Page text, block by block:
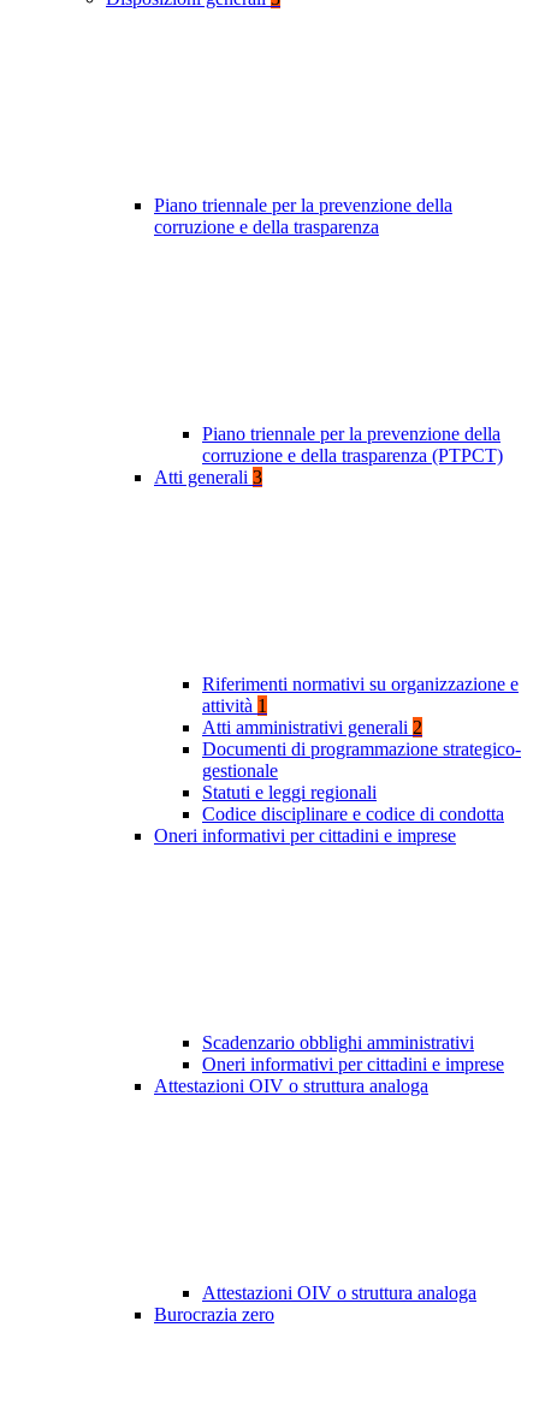
Piano triennale per la prevenzione della
corruzione e della trasparenza
Piano triennale per la prevenzione della
corruzione e della trasparenza (PTPCT)
Atti generali 3
Riferimenti normativi su organizzazione e
attività 1
Atti amministrativi generali 2
Documenti di programmazione strategico-
gestionale
Statuti e leggi regionali
Codice disciplinare e codice di condotta
Oneri informativi per cittadini e imprese
Scadenzario obblighi amministrativi
Oneri informativi per cittadini e imprese
Attestazioni OIV o struttura analoga
Attestazioni OIV o struttura analoga
Burocrazia zero